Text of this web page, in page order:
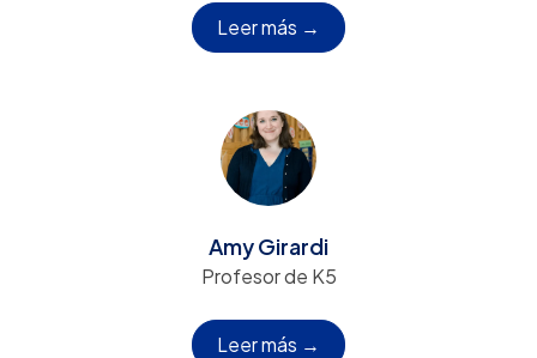
Leer más →
Amy Girardi
Profesor de K5
Leer más →